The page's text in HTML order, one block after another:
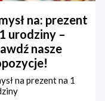
na: prezent
urodziny –
nasze
na prezent na 1